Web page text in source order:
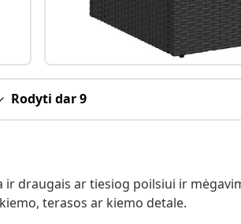
Rodyti dar 9
draugais ar tiesiog poilsiui ir
terasos ar kiemo detale.